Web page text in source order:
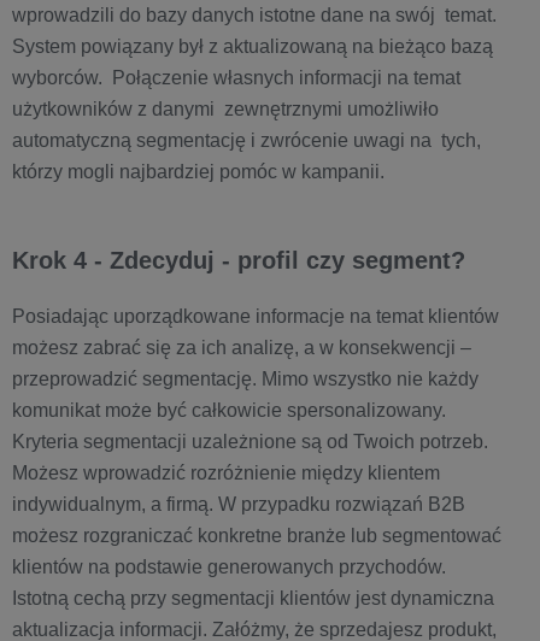
wprowadzili do bazy danych istotne dane na swój temat.
System powiązany był z aktualizowaną na bieżąco bazą
wyborców. Połączenie własnych informacji na temat
użytkowników z danymi zewnętrznymi umożliwiło
automatyczną segmentację i zwrócenie uwagi na tych,
którzy mogli najbardziej pomóc w kampanii.
Krok 4 - Zdecyduj - profil czy segment?
Posiadając uporządkowane informacje na temat klientów
możesz zabrać się za ich analizę, a w konsekwencji –
przeprowadzić segmentację. Mimo wszystko nie każdy
komunikat może być całkowicie spersonalizowany.
Kryteria segmentacji uzależnione są od Twoich potrzeb.
Możesz wprowadzić rozróżnienie między klientem
indywidualnym, a firmą. W przypadku rozwiązań B2B
możesz rozgraniczać konkretne branże lub segmentować
klientów na podstawie generowanych przychodów.
Istotną cechą przy segmentacji klientów jest dynamiczna
aktualizacja informacji. Załóżmy, że sprzedajesz produkt,